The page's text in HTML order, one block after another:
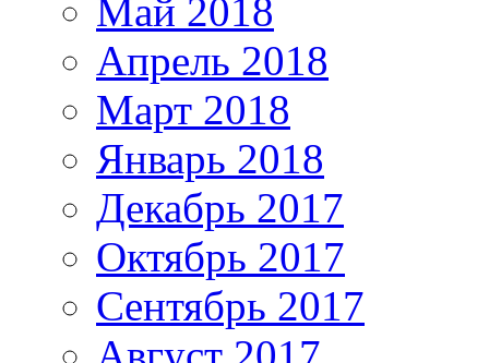
Май 2018
Апрель 2018
Март 2018
Январь 2018
Декабрь 2017
Октябрь 2017
Сентябрь 2017